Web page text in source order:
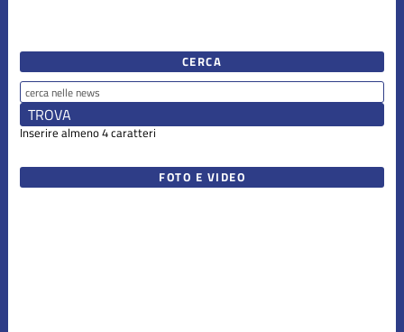
CERCA
Inserire almeno 4 caratteri
FOTO E VIDEO